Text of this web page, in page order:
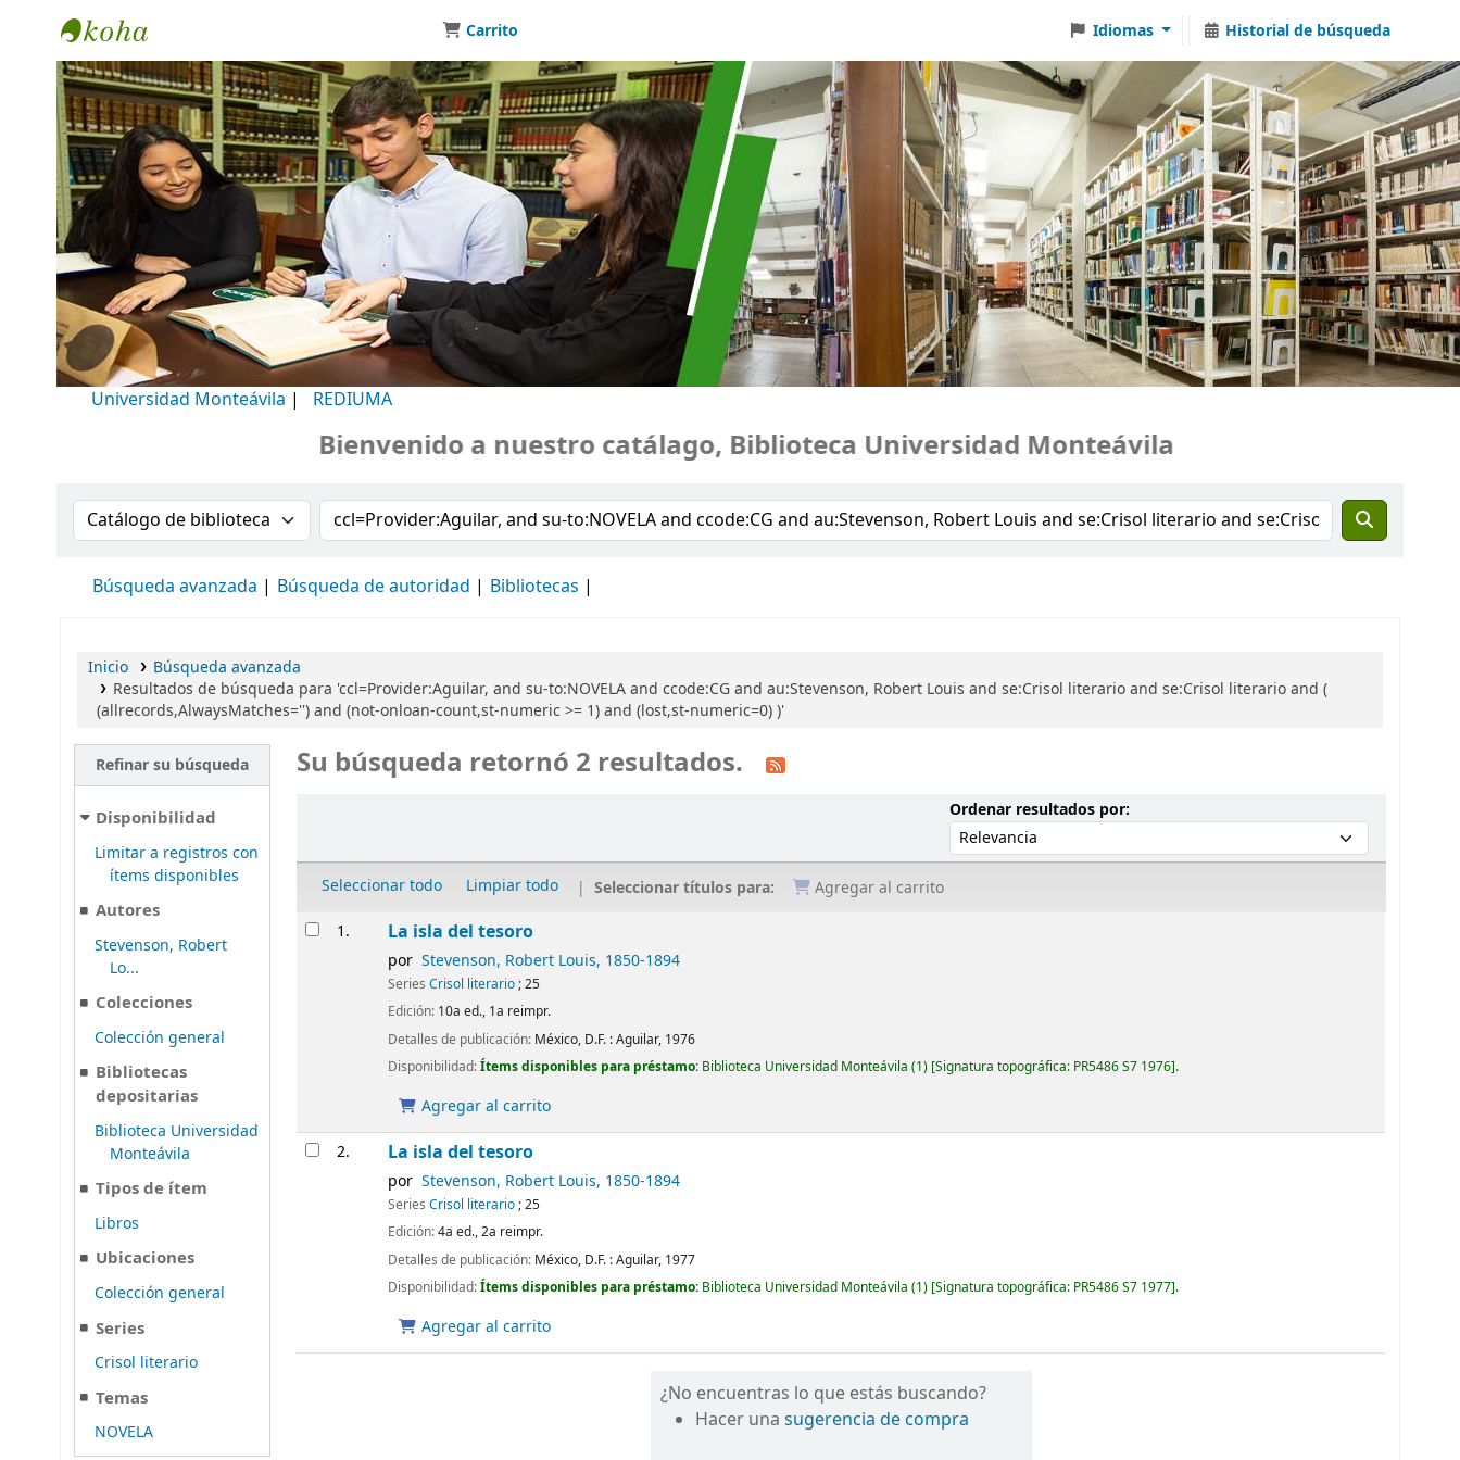
Biblioteca Universidad Monteávila
Carrito Idiomas Historial de búsqueda
Universidad Monteávila | REDIUMA
Bienvenido a nuestro catálago, Biblioteca Universidad Monteávila
Buscar en el catálogo por:Buscar en el catálogo
Búsqueda avanzada Búsqueda de autoridad Bibliotecas
Inicio
Búsqueda avanzada
Resultados de búsqueda para 'ccl=Provider:Aguilar, and su-to:NOVELA and ccode:CG and au:Stevenson, Robert Louis and se:Crisol literario and se:Crisol literario and (
(allrecords,AlwaysMatches='') and (not-onloan-count,st-numeric >= 1) and (lost,st-numeric=0) )'
Refinar su búsqueda
Disponibilidad
Limitar a registros con
ítems disponibles
Autores
Stevenson, Robert
Lo...
Colecciones
Colección general
Bibliotecas
depositarias
Biblioteca Universidad
Monteávila
Tipos de ítem
Libros
Ubicaciones
Colección general
Series
Crisol literario
Temas
NOVELA
Su búsqueda retornó 2 resultados.
Ordenar resultados por:Ordenar por:
Seleccionar todo Limpiar todo Seleccionar títulos para: Agregar al carrito
Resultados
1. La isla del tesoro
por Stevenson, Robert Louis, 1850-1894
SeriesCrisol literario; 25
Edición: 10a ed., 1a reimpr.
Detalles de publicación: México, D.F. :Aguilar, 1976
Disponibilidad:Ítems disponibles para préstamo: Biblioteca Universidad Monteávila (1) Signatura topográfica: PR5486 S7 1976 .
Agregar al carrito
2. La isla del tesoro
por Stevenson, Robert Louis, 1850-1894
SeriesCrisol literario; 25
Edición:4a ed., 2a reimpr.
Detalles de publicación: México, D.F. :Aguilar, 1977
Disponibilidad:Ítems disponibles para préstamo: Biblioteca Universidad Monteávila (1) Signatura topográfica: PR5486 S7 1977 .
Agregar al carrito
¿No encuentras lo que estás buscando?
Hacer unasugerencia de compra